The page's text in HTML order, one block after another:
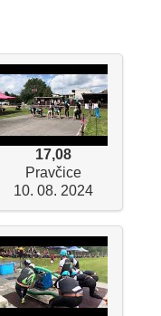
17,08
Pravčice
10. 08. 2024